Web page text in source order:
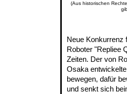
(Aus historischen
Neue Konkurrenz
Roboter "Repliee
Zeiten. Der von
Osaka entwickelte
bewegen, dafür
und senkt sich